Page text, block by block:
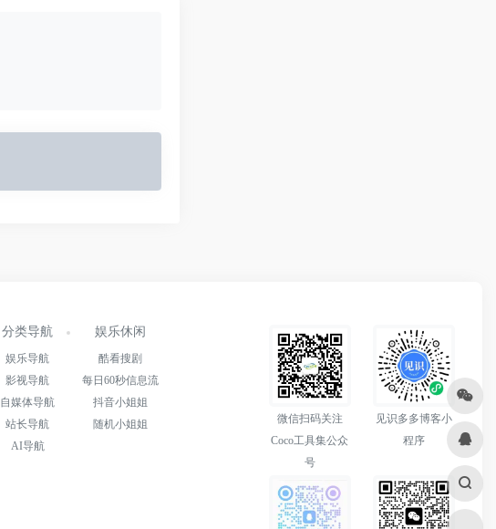
分类导航
娱乐导航
影视导航
自媒体导航
站长导航
AI导航
娱乐休闲
酷看搜剧
每日60秒信息流
抖音小姐姐
随机小姐姐
微信扫码关注
Coco工具集公众
号
见识多多博客小
程序